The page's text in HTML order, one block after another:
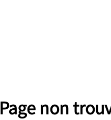
Page non